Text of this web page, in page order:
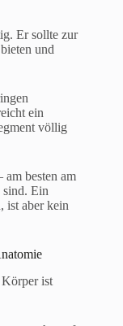
Er sollte zur
und
ein
völlig
besten am
sind. Ein
ist aber kein
ist